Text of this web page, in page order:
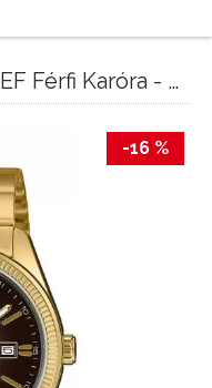
Casio MTP-1302PGC-5AVEF Férfi Karóra - Standard
-16 %